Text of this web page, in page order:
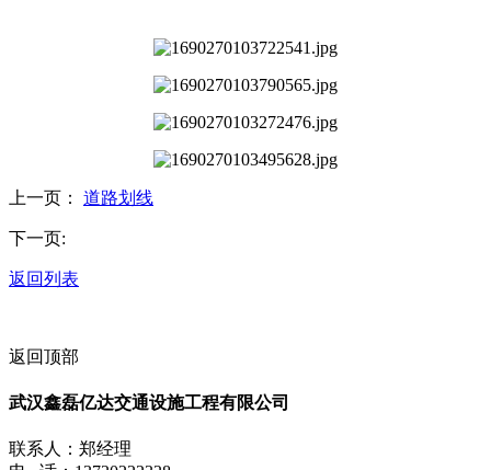
上一页： ​道路划线
下一页:
返回列表
返回顶部
武汉鑫磊亿达交通设施工程有限公司
联系人：郑经理